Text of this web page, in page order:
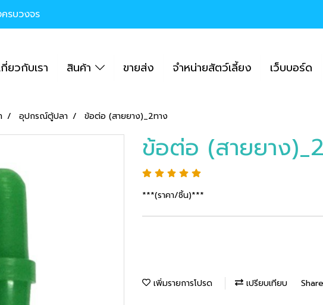
รบวงจร
กี่ยวกับเรา สินค้า ขายส่ง จำหน่ายสัตว์เลี้ยง เว็บบอร์ด
อุปกรณ์ตู้ปลา ข้อต่อ (สายยาง)_2ทาง
ข้อต่อ (สายยาง
***(ราคา/ชิ้น)***
เพิ่มรายการโปรด เปรียบเทียบ Share